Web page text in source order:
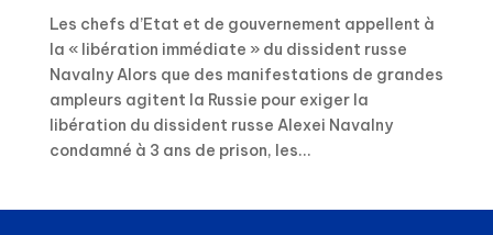
Les chefs d’Etat et de gouvernement appellent à
la « libération immédiate » du dissident russe
Navalny Alors que des manifestations de grandes
ampleurs agitent la Russie pour exiger la
libération du dissident russe Alexei Navalny
condamné à 3 ans de prison, les...